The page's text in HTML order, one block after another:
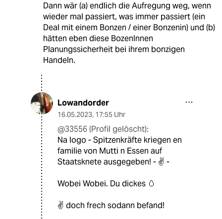
Dann wär (a) endlich die Aufregung weg, wenn
wieder mal passiert, was immer passiert (ein
Deal mit einem Bonzen / einer Bonzenin) und (b)
hätten eben diese BozenInnen
Planungssicherheit bei ihrem bonzigen
Handeln.
Lowandorder
16.05.2023, 17:55 Uhr
@33556 (Profil gelöscht):
Na logo - Spitzenkräfte kriegen en
familie von Mutti n Essen auf
Staatsknete ausgegeben! - ✌️ -
Wobei Wobei. Du dickes 🥚
✌️ doch frech sodann befand!